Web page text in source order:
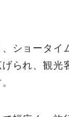
ショータイ
られ、観光